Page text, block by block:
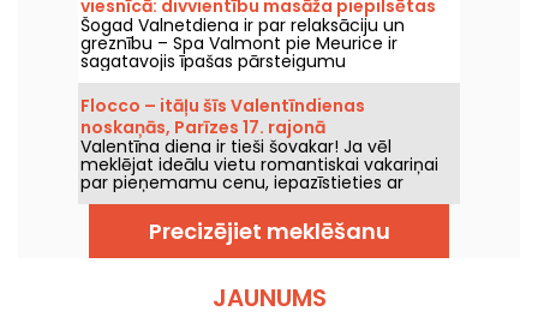
viesnīcā: divvientību masāža piepilsētas
spa un čaulas ar Cēdrika Groleta
meistardarbu
Šogad Valnetdiena ir par relaksāciju un
greznību – Spa Valmont pie Meurice ir
sagatavojis īpašas pārsteigumu
programmas. Mežģinu pilnā pilsētas oāze
aicina divvientīgā atpūtā, apvienojot izcilus
ārstēšanās līdzekļus un Cédric Grolet radīto
Tea Time.
Flocco – itāļu šīs Valentīndienas
noskaņās, Parīzes 17. rajonā
Valentīna diena ir tieši šovakar! Ja vēl
meklējat ideālu vietu romantiskai vakariņai
par pieņemamu cenu, iepazīstieties ar
FLOCCO – eleganta itāļu restorāna, kas
atrodas tikai dažus soļus no Péreire laukuma
Parīzes 17. arrondismentā. Valentīna dienā
jūs varat kopā izbaudīt viņu ikdienas
Precizējiet meklēšanu
JAUNUMS